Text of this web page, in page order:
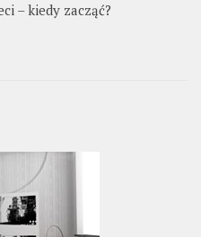
– kiedy zacząć?